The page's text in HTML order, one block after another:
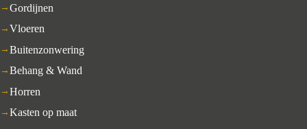
Gordijnen
Vloeren
Buitenzonwering
Behang & Wand
Horren
Kasten op maat